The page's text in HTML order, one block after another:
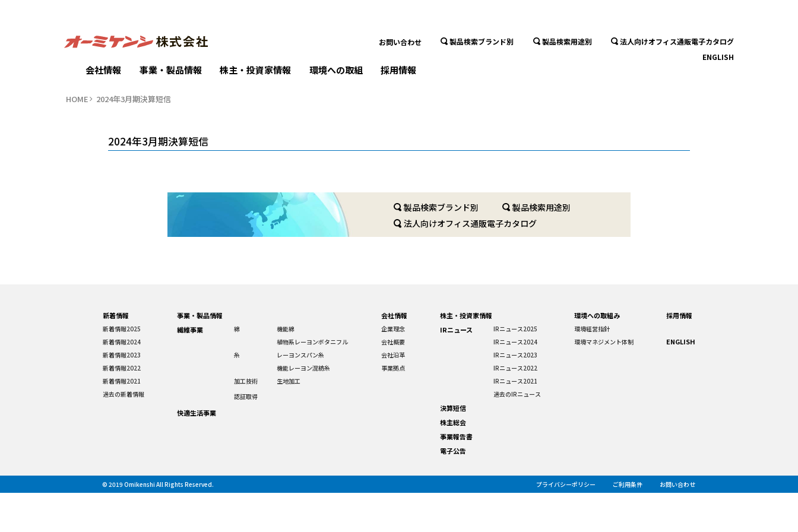
お問い合わせ 製品検索ブランド別 製品検索用途別
法人向けオフィス通販電子カタログ
ENGLISH
会社情報 事業・製品情報 株主・投資家情報 環境への取組 採用情報
HOME 2024年3月期決算短信
2024年3月期決算短信
製品検索ブランド別
製品検索用途別
法人向けオフィス通販電子カタログ
新着情報
新着情報2025
新着情報2024
新着情報2023
新着情報2022
新着情報2021
過去の新着情報
事業・製品情報
繊維事業
綿
機能綿
植物系レーヨンボタニフル
糸
レーヨンスパン糸
機能レーヨン混紡糸
加工技術
生地加工
認証取得
快適生活事業
会社情報
企業理念
会社概要
会社沿革
事業拠点
株主・投資家情報
IRニュース
IRニュース2025
IRニュース2024
IRニュース2023
IRニュース2022
IRニュース2021
過去のIRニュース
決算短信
株主総会
事業報告書
電子公告
環境への取組み
環境経営指針
環境マネジメント体制
採用情報
ENGLISH
プライバシーポリシー ご利用条件 お問い合わせ
© 2019 Omikenshi All Rights Reserved.